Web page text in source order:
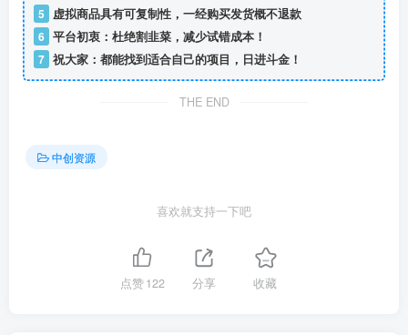
5
虚拟商品具有可复制性，一经购买发货概不退款
6 平台初衷：杜绝割韭菜，减少试错成本！
7 祝大家：都能找到适合自己的项目，日进斗金！
THE END
中创资源
喜欢就支持一下吧
点赞122 分享 收藏